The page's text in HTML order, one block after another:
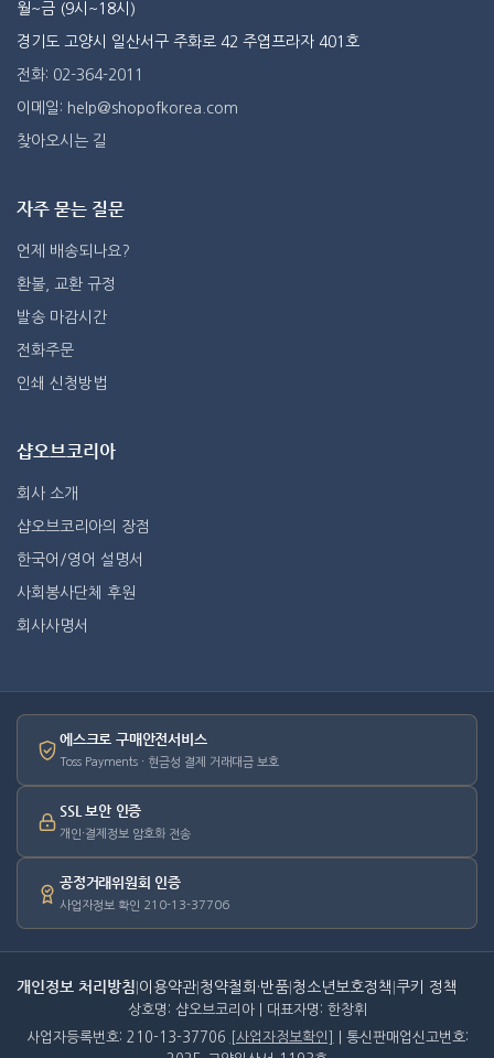
월~금 (9시~18시)
경기도 고양시 일산서구 주화로 42 주엽프라자 401호
전화: 02-364-2011
이메일: help@shopofkorea.com
찾아오시는 길
자주 묻는 질문
언제 배송되나요?
환불, 교환 규정
발송 마감시간
전화주문
인쇄 신청방법
샵오브코리아
회사 소개
샵오브코리아의 장점
한국어/영어 설명서
사회봉사단체 후원
회사사명서
에스크로 구매안전서비스
Toss Payments · 현금성 결제 거래대금 보호
SSL 보안 인증
개인·결제정보 암호화 전송
공정거래위원회 인증
사업자정보 확인 210-13-37706
개인정보 처리방침 이용약관 청약철회·반품 청소년보호정책 쿠키 정책
상호명: 샵오브코리아 | 대표자명: 한창휘
사업자등록번호: 210-13-37706
[사업자정보확인]
| 통신판매업신고번호: